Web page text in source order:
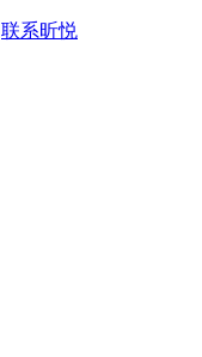
联系昕悦